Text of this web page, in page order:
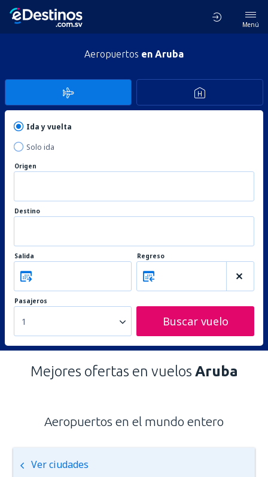
Menú
Aeropuertos en Aruba
Ida y vuelta
Solo ida
Origen
Destino
Salida Regreso
Pasajeros
1 Buscar vuelo
Mejores ofertas en vuelos Aruba
Aeropuertos en el mundo entero
Ver ciudades